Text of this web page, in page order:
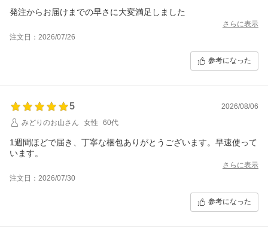
発注からお届けまでの早さに大変満足しました
さらに表示
注文日：2026/07/26
参考になった
5
2026/08/06
みどりのお山さん
女性 60代
1週間ほどで届き、丁寧な梱包ありがとうございます。早速使って
います。
さらに表示
注文日：2026/07/30
参考になった